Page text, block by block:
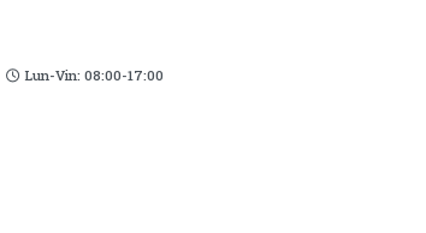
Lun-Vin: 08:00-17:00